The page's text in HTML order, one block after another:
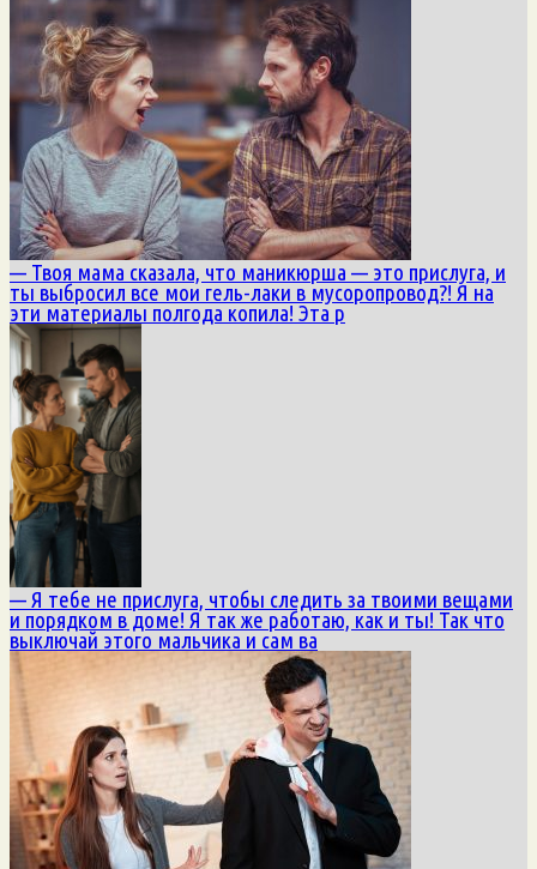
— Твоя мама сказала, что маникюрша — это прислуга, и
ты выбросил все мои гель-лаки в мусоропровод?! Я на
эти материалы полгода копила! Эта р
— Я тебе не прислуга, чтобы следить за твоими вещами
и порядком в доме! Я так же работаю, как и ты! Так что
выключай этого мальчика и сам ва